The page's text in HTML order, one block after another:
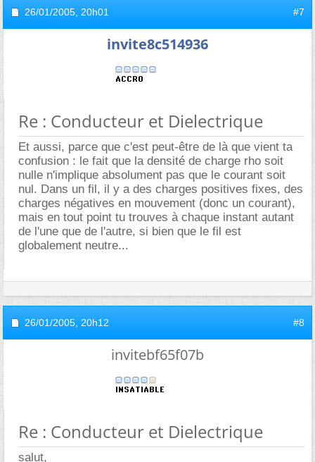
26/01/2005, 20h01 #7
invite8c514936
Re : Conducteur et Dielectrique
Et aussi, parce que c'est peut-être de là que vient ta
confusion : le fait que la densité de charge rho soit
nulle n'implique absolument pas que le courant soit
nul. Dans un fil, il y a des charges positives fixes, des
charges négatives en mouvement (donc un courant),
mais en tout point tu trouves à chaque instant autant
de l'une que de l'autre, si bien que le fil est
globalement neutre...
26/01/2005, 20h12 #8
invitebf65f07b
Re : Conducteur et Dielectrique
salut,